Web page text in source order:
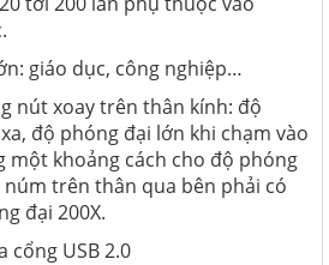
giáo dục, công nghiệp…
nút xoay trên thân kính: độ
độ phóng đại lớn khi chạm vào
một khoảng cách cho độ phóng
núm trên thân qua bên phải có
đại 200X.
cổng USB 2.0